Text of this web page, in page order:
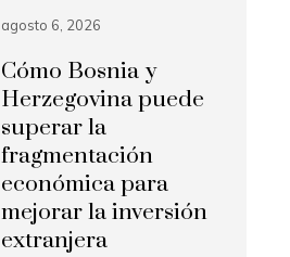
agosto 6, 2026
Cómo Bosnia y
Herzegovina puede
superar la
fragmentación
económica para
mejorar la inversión
extranjera